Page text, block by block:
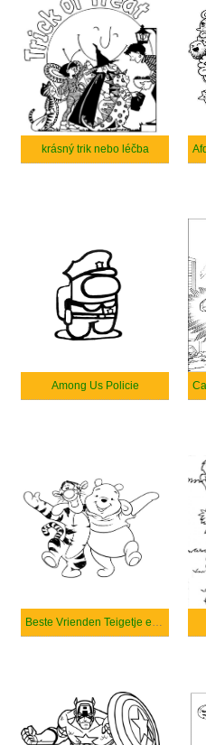
krásný trik nebo léčba
Among Us Policie
Beste Vrienden Teigetje en Poeh